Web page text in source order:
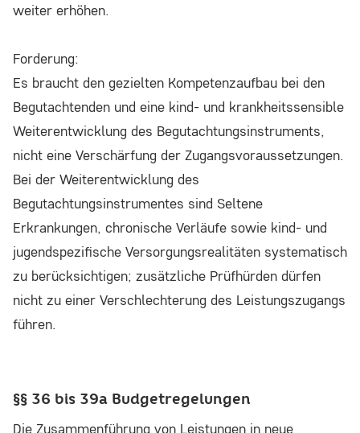
weiter erhöhen.
Forderung:
Es braucht den gezielten Kompetenzaufbau bei den
Begutachtenden und eine kind- und krankheitssensible
Weiterentwicklung des Begutachtungsinstruments,
nicht eine Verschärfung der Zugangsvoraussetzungen.
Bei der Weiterentwicklung des
Begutachtungsinstrumentes sind Seltene
Erkrankungen, chronische Verläufe sowie kind- und
jugendspezifische Versorgungsrealitäten systematisch
zu berücksichtigen; zusätzliche Prüfhürden dürfen
nicht zu einer Verschlechterung des Leistungszugangs
führen.
§§ 36 bis 39a Budgetregelungen
Die Zusammenführung von Leistungen in neue